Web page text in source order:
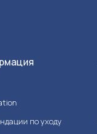
по уходу